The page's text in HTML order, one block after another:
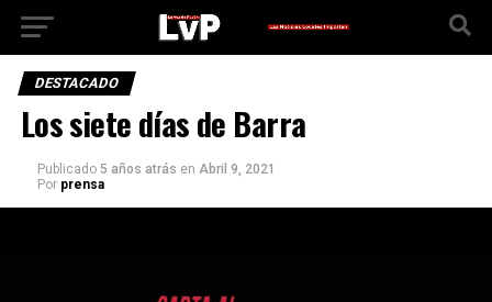
DESTACADO
Los siete días de Barra
Publicado 5 años atrás en Abril 9, 2021
Por prensa